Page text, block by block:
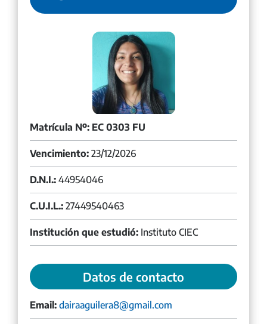
Matrícula Nº: EC 0303 FU
Vencimiento: 23/12/2026
D.N.I.: 44954046
C.U.I.L.: 27449540463
Institución que estudió: Instituto CIEC
Datos de contacto
Email: dairaaguilera8@gmail.com